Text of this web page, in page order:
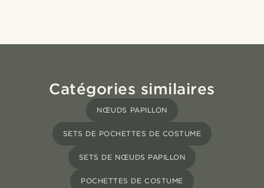
Catégories similaires
NŒUDS PAPILLON
SETS DE POCHETTES DE COSTUME
SETS DE NŒUDS PAPILLON
POCHETTES DE COSTUME